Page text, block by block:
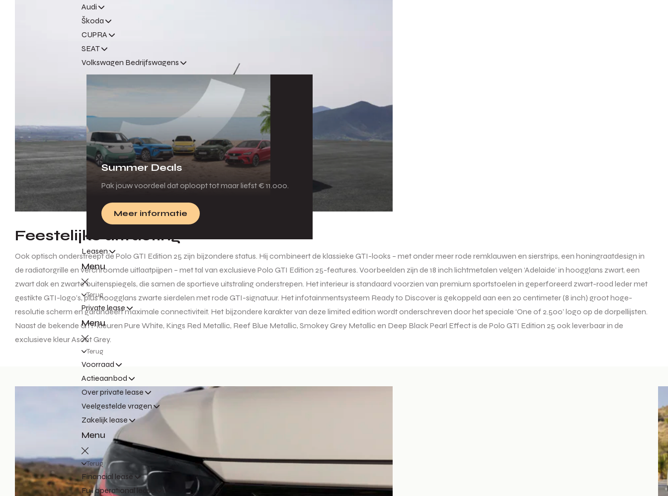
Audi
Škoda
CUPRA
SEAT
Volkswagen Bedrijfswagens
Summer Deals
Pak jouw voordeel dat oploopt tot maar liefst € 11.000.
Meer informatie
Leasen
Menu
Terug
Private lease
Menu
Terug
Voorraad
Actieaanbod
Over private lease
Veelgestelde vragen
Zakelijk lease
Menu
Terug
Financial lease
Full operational lease
Feestelijke uitrusting
Ook optisch onderstreept de Polo GTI Edition 25 zijn bijzondere status. Hij combineert de klassieke GTI-looks – met onder meer rode remklauwen en sierstrips, een honingraatdesign in
de radiatorgrille en verchroomde uitlaatpijpen – met tal van exclusieve Polo GTI Edition 25-features. Voorbeelden zijn de 18 inch lichtmetalen velgen ‘Adelaide’ in hoogglans zwart, een
zwart dak en zwarte buitenspiegels, die samen de sportieve uitstraling onderstrepen. Het interieur is standaard voorzien van premium sportstoelen in geperforeerd zwart-rood leder met
gestikte GTI-logo’s, plus hoogglans zwarte sierdelen met rode GTI-signatuur. Het infotainmentsysteem Ready to Discover is gekoppeld aan een 20 centimeter (8 inch) groot hoge-
resolutie scherm en garandeert maximale connectiviteit. Het bijzondere karakter van deze limited edition wordt onderschreven door het speciale ‘One of 2.500’ logo op de dorpellijsten.
Naast de bekende GTI-kleuren Pure White, Kings Red Metallic, Reef Blue Metallic, Smokey Grey Metallic en Deep Black Pearl Effect is de Polo GTI Edition 25 ook leverbaar in de
exclusieve kleur Ascot Grey.